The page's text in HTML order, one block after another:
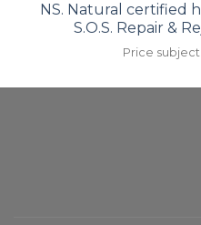
هو:
ر.ع.6.840.
NS. Natural certified
S.O.S. Repair &
Price subject